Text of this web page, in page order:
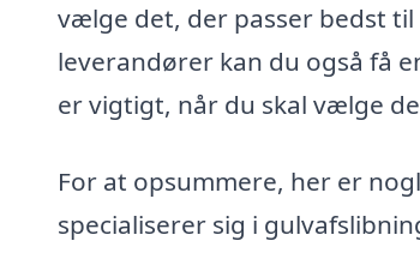
vælge det, der passer bedst
leverandører kan du også få
er vigtigt, når du skal vælge
For at opsummere, her er
specialiserer sig i